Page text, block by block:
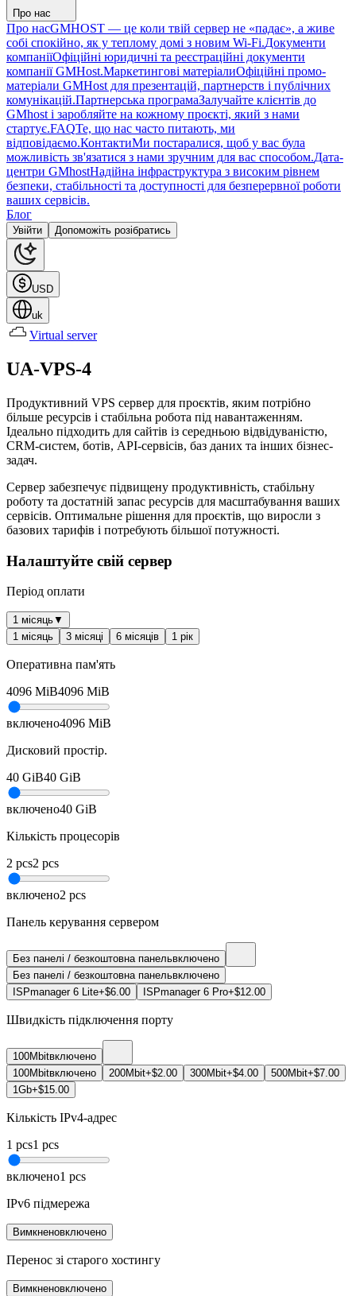
Про нас
Про насGMHOST — це коли твій сервер не «падає», а живе
собі спокійно, як у теплому домі з новим Wi-Fi.Документи
компаніїОфіційні юридичні та реєстраційні документи
компанії GMHost.Маркетингові матеріалиОфіційні промо-
матеріали GMHost для презентацій, партнерств і публічних
комунікацій.Партнерська програмаЗалучайте клієнтів до
GMhost і заробляйте на кожному проєкті, який з нами
стартує.FAQТе, що нас часто питають, ми
відповідаємо.КонтактиМи постаралися, щоб у вас була
можливість зв'язатися з нами зручним для вас способом.Дата-
центри GMhostНадійна інфраструктура з високим рівнем
безпеки, стабільності та доступності для безперервної роботи
ваших сервісів.
Блог
Увійти Допоможіть розібратись
USD
uk
Virtual server
UA-VPS-4
Продуктивний VPS сервер для проєктів, яким потрібно
більше ресурсів і стабільна робота під навантаженням.
Ідеально підходить для сайтів із середньою відвідуваністю,
CRM-систем, ботів, API-сервісів, баз даних та інших бізнес-
задач.
Сервер забезпечує підвищену продуктивність, стабільну
роботу та достатній запас ресурсів для масштабування ваших
сервісів. Оптимальне рішення для проєктів, що виросли з
базових тарифів і потребують більшої потужності.
Налаштуйте свій сервер
Період оплати
1 місяць▼
1 місяць
3 місяці 6 місяців 1 рік
Оперативна пам'ять
4096 MiB4096 MiB
включено4096 MiB
Дисковий простір.
40 GiB40 GiB
включено40 GiB
Кількість процесорів
2 pcs2 pcs
включено2 pcs
Панель керування сервером
Без панелі / безкоштовна панельвключено
Без панелі / безкоштовна панельвключено
ISPmanager 6 Lite+$6.00 ISPmanager 6 Pro+$12.00
Швидкість підключення порту
100Mbitвключено
100Mbitвключено 200Mbit+$2.00 300Mbit+$4.00 500Mbit+$7.00
1Gb+$15.00
Кількість IPv4-адрес
1 pcs1 pcs
включено1 pcs
IPv6 підмережа
Вимкненовключено
Перенос зі старого хостингу
Вимкненовключено